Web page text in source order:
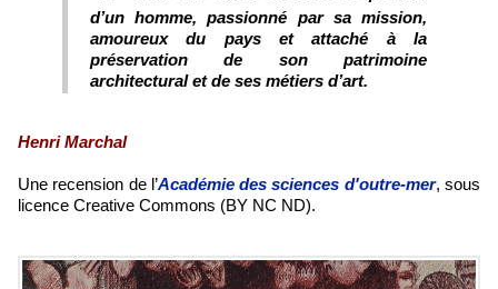
d’un homme, passionné par sa mission,
amoureux du pays et attaché à la
préservation de son patrimoine
architectural et de ses métiers d’art.
Henri Marchal
Une recension de l’Académie des sciences d'outre-mer, sous
licence Creative Commons (BY NC ND).